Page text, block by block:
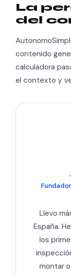
La
del
contenido
calculadora
el contexto y
Llevo
España.
los
montar